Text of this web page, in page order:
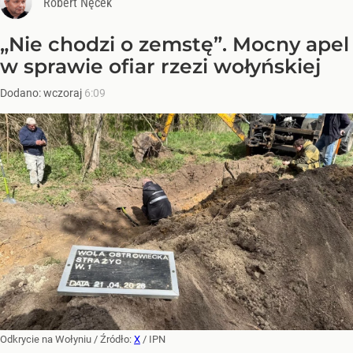
Robert Nęcek
„Nie chodzi o zemstę”. Mocny apel
w sprawie ofiar rzezi wołyńskiej
Dodano:wczoraj 6:09
Odkrycie na Wołyniu / Źródło: X / IPN